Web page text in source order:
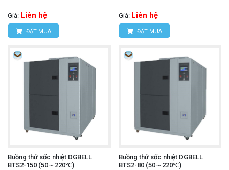
Giá: Liên hệ
ĐẶT MUA
Giá: Liên hệ
ĐẶT MUA
Buồng thử sốc nhiệt DGBELL
BTS2-150 (50～220℃)
Buồng thử sốc nhiệt DGBELL
BTS2-80 (50～220℃)